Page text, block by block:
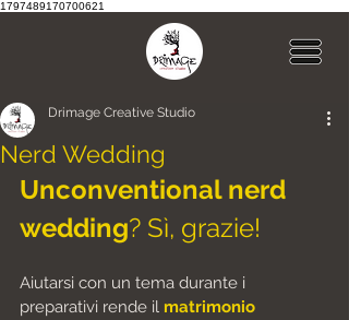
1797489170700621
Nerd Wedding
Drimage Creative Studio
Unconventional nerd
wedding? Sì, grazie!
Aiutarsi con un tema durante i
preparativi rende il matrimonio